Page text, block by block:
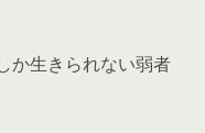
か生きられない弱者